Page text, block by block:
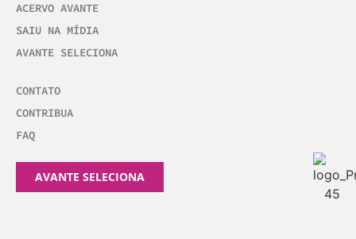
ACERVO AVANTE
SAIU NA MÍDIA
AVANTE SELECIONA
CONTATO
CONTRIBUA
FAQ
AVANTE SELECIONA